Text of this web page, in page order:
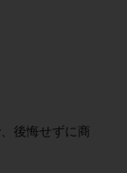
後悔せずに商